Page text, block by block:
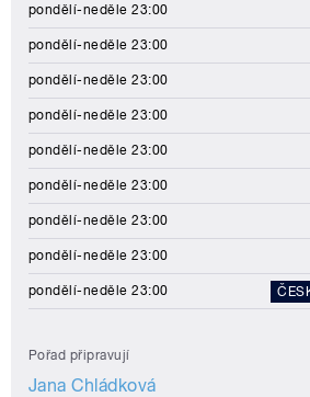
pondělí-neděle 23:00
pondělí-neděle 23:00
pondělí-neděle 23:00
pondělí-neděle 23:00
pondělí-neděle 23:00
pondělí-neděle 23:00
pondělí-neděle 23:00
pondělí-neděle 23:00
pondělí-neděle 23:00
Pořad připravují
Jana Chládková